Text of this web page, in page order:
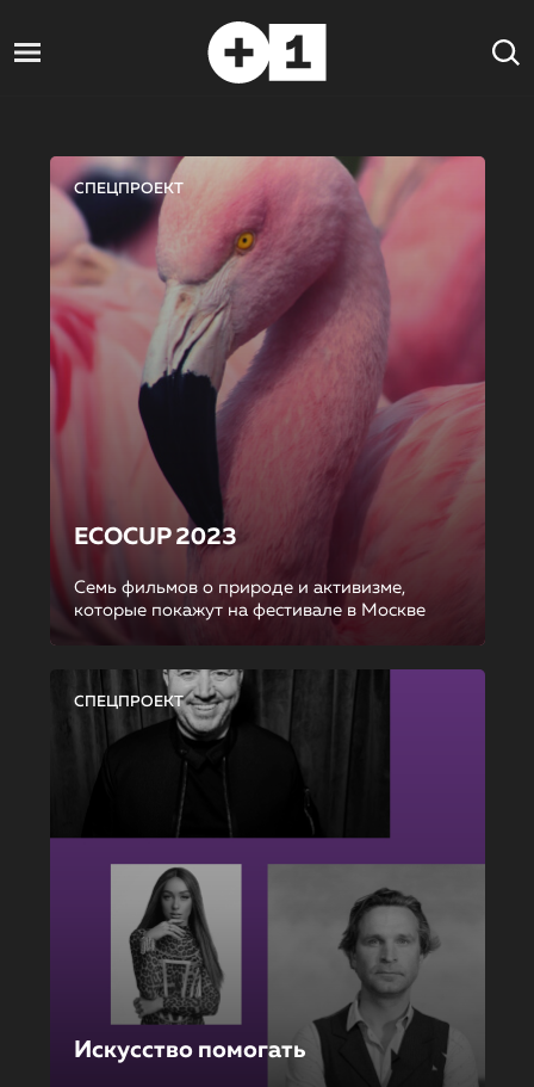
СПЕЦПРОЕКТ
ECOCUP 2023
Семь фильмов о природе и активизме,
которые покажут на фестивале в Москве
СПЕЦПРОЕКТ
Искусство помогать